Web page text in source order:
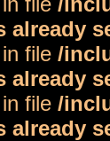
already
file /
already
file /
already